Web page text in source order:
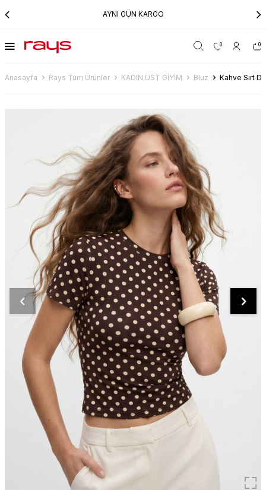
AYNI GÜN KARGO
0 0
Anasayfa Rays Tüm Ürünler KADIN ÜST GİYİM Bluz Kahve Sırt